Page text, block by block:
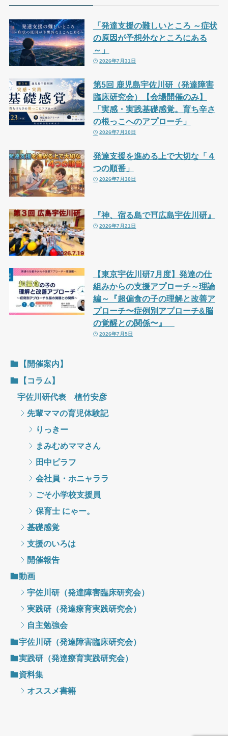
「発達支援の難しいところ ～症状
の原因が予想外なところにある
～」
2026年7月31日
第5回 鹿児島宇佐川研（発達障害
臨床研究会）【会場開催のみ】
「実感・実践基礎感覚。育ち辛さ
の根っこへのアプローチ」
2026年7月30日
発達支援を進める上で大切な「４
つの順番」
2026年7月30日
『神、宿る島で⛩広島宇佐川研』
2026年7月21日
【東京宇佐川研7月度】発達の仕
組みからの支援アプローチ～理論
編～『超偏食の子の理解と改善ア
プローチ〜症例別アプローチ&脳
の覚醒との関係〜』
2026年7月5日
【開催案内】
【コラム】
宇佐川研代表 植竹安彦
先輩ママの育児体験記
りっきー
まみむめママさん
田中ピラフ
会社員・ホニャララ
ごそ小学校支援員
保育士 にゃー。
基礎感覚
支援のいろは
開催報告
動画
宇佐川研（発達障害臨床研究会）
実践研（発達療育実践研究会）
自主勉強会
宇佐川研（発達障害臨床研究会）
実践研（発達療育実践研究会）
資料集
オススメ書籍